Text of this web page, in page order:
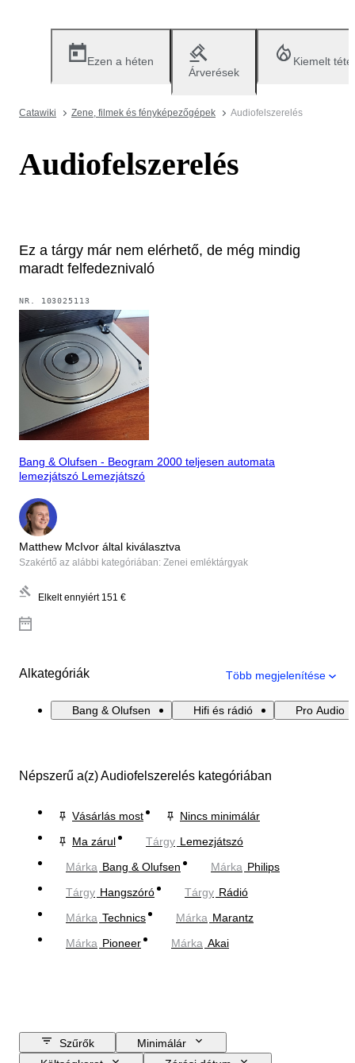
Ezen a héten
Árverések
Kiemelt
Catawiki Zene, filmek és fényképezőgépek Audiofelszerelés
Audiofelszerelés
Ez a tárgy már nem elérhető, de még mindig
maradt felfedeznivaló
NR. 103025113
Bang & Olufsen - Beogram 2000 teljesen automata
lemezjátszó Lemezjátszó
Matthew McIvor által kiválasztva
Szakértő az alábbi kategóriában: Zenei emléktárgyak
Elkelt ennyiért 151 €
Alkategóriák Több megjelenítése
Bang & Olufsen Hifi és rádió Pro Audio
Népszerű a(z) Audiofelszerelés kategóriában
Vásárlás most
Nincs minimálár
Ma zárul
Tárgy Lemezjátszó
Márka Bang & Olufsen Márka Philips
Tárgy Hangszóró Tárgy Rádió
Márka Technics Márka Marantz
Márka Pioneer Márka Akai
Szűrők
Minimálár